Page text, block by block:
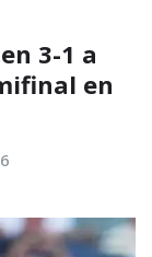
3-1 a
en